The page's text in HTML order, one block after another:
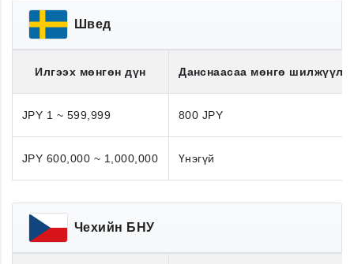
Швед
Илгээх мөнгөн дүн Данснаасаа мөнгө
JPY 1 ~ 599,999 800 JPY
JPY 600,000 ~ 1,000,000 Үнэгүй
Чехийн БНУ